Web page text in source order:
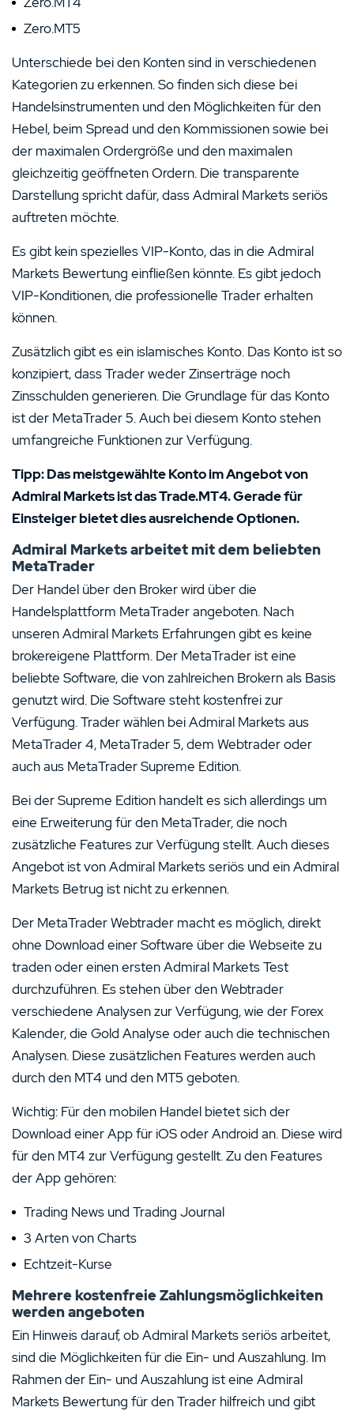
Zero.MT5
Unterschiede bei den Konten sind in verschiedenen
Kategorien zu erkennen. So finden sich diese bei
Handelsinstrumenten und den Möglichkeiten für den
Hebel, beim Spread und den Kommissionen sowie bei
der maximalen Ordergröße und den maximalen
gleichzeitig geöffneten Ordern. Die transparente
Darstellung spricht dafür, dass Admiral Markets seriös
auftreten möchte.
Es gibt kein spezielles VIP-Konto, das in die Admiral
Markets Bewertung einfließen könnte. Es gibt jedoch
VIP-Konditionen, die professionelle Trader erhalten
können.
Zusätzlich gibt es ein islamisches Konto. Das Konto ist so
konzipiert, dass Trader weder Zinserträge noch
Zinsschulden generieren. Die Grundlage für das Konto
ist der MetaTrader 5. Auch bei diesem Konto stehen
umfangreiche Funktionen zur Verfügung.
Tipp: Das meistgewählte Konto im Angebot von
Admiral Markets ist das Trade.MT4. Gerade für
Einsteiger bietet dies ausreichende Optionen.
Admiral Markets arbeitet mit dem beliebten
MetaTrader
Der Handel über den Broker wird über die
Handelsplattform MetaTrader angeboten. Nach
unseren Admiral Markets Erfahrungen gibt es keine
brokereigene Plattform. Der MetaTrader ist eine
beliebte Software, die von zahlreichen Brokern als Basis
genutzt wird. Die Software steht kostenfrei zur
Verfügung. Trader wählen bei Admiral Markets aus
MetaTrader 4, MetaTrader 5, dem Webtrader oder
auch aus MetaTrader Supreme Edition.
Bei der Supreme Edition handelt es sich allerdings um
eine Erweiterung für den MetaTrader, die noch
zusätzliche Features zur Verfügung stellt. Auch dieses
Angebot ist von Admiral Markets seriös und ein Admiral
Markets Betrug ist nicht zu erkennen.
Der MetaTrader Webtrader macht es möglich, direkt
ohne Download einer Software über die Webseite zu
traden oder einen ersten Admiral Markets Test
durchzuführen. Es stehen über den Webtrader
verschiedene Analysen zur Verfügung, wie der Forex
Kalender, die Gold Analyse oder auch die technischen
Analysen. Diese zusätzlichen Features werden auch
durch den MT4 und den MT5 geboten.
Wichtig: Für den mobilen Handel bietet sich der
Download einer App für iOS oder Android an. Diese wird
für den MT4 zur Verfügung gestellt. Zu den Features
der App gehören:
Trading News und Trading Journal
3 Arten von Charts
Echtzeit-Kurse
Mehrere kostenfreie Zahlungsmöglichkeiten
werden angeboten
Ein Hinweis darauf, ob Admiral Markets seriös arbeitet,
sind die Möglichkeiten für die Ein- und Auszahlung. Im
Rahmen der Ein- und Auszahlung ist eine Admiral
Markets Bewertung für den Trader hilfreich und gibt